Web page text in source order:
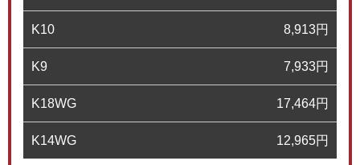
K10 8,913円
K9 7,933円
K18WG 17,464円
K14WG 12,965円